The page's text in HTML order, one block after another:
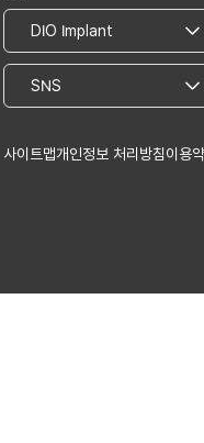
사이트맵개인정보 처리방침이용